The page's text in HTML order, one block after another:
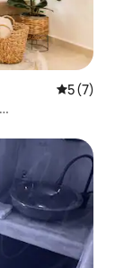
5 (7)